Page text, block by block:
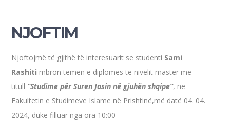
NJOFTIM
Njoftojmë të gjithë të interesuarit se studenti Sami
Rashiti mbron temën e diplomës të nivelit master me
titull “Studime për Suren Jasin në gjuhën shqipe”, në
Fakultetin e Studimeve Islame në Prishtinë,më datë 04. 04.
2024, duke filluar nga ora 10:00